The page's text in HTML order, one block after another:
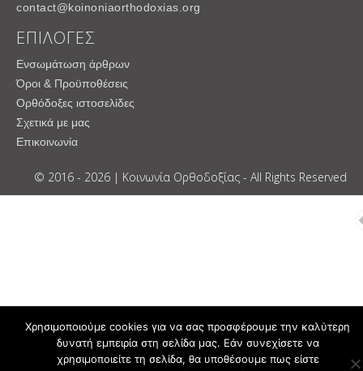
contact@koinoniaorthodoxias.org
ΕΠΙΛΟΓΕΣ
Ενσωμάτωση άρθρων
Όροι & Προϋποθέσεις
Ορθόδοξες ιστοσελίδες
Σχετικά με μας
Επικοινωνία
© 2016 - 2026 | Κοινωνία Ορθοδοξίας - All Rights Reserved
Χρησιμοποιούμε cookies για να σας προσφέρουμε την καλύτερη
δυνατή εμπειρία στη σελίδα μας. Εάν συνεχίσετε να
χρησιμοποιείτε τη σελίδα, θα υποθέσουμε πως είστε